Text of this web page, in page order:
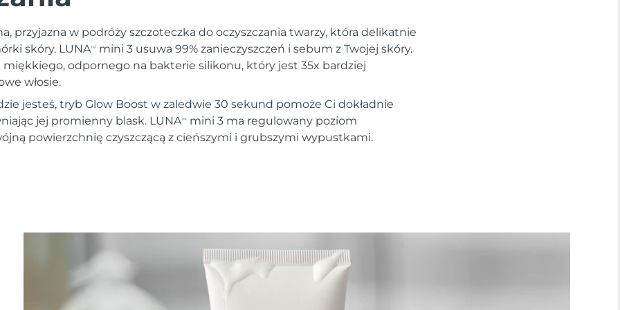
przyjazna w podróży szczoteczka do oczyszczania twarzy, która delikatnie
skóry. LUNATM
mini 3 usuwa 99% zanieczyszczeń i sebum z Twojej skóry.
odpornego na bakterie silikonu, który jest 35x bardziej
włosie.
jesteś, tryb Glow Boost w zaledwie 30 sekund pomoże Ci dokładnie
jej promienny blask. LUNATM
mini 3 ma regulowany poziom
powierzchnię czyszczącą z cieńszymi i grubszymi wypustkami.